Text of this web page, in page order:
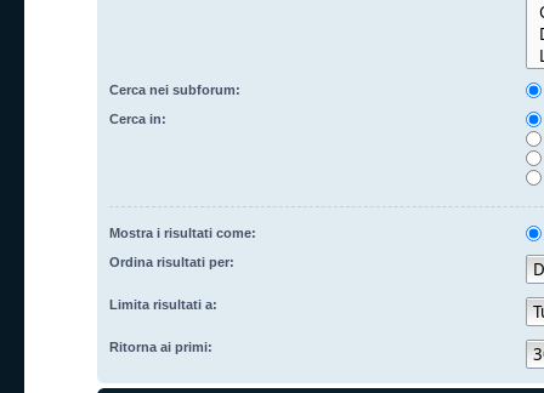
Cerca nei subforum:
Cerca in:
Mostra i risultati come:
Ordina risultati per:
Limita risultati a:
Ritorna ai primi: